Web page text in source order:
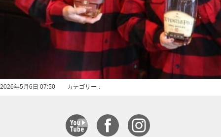
2026年5月6日 07:50 カテゴリー：